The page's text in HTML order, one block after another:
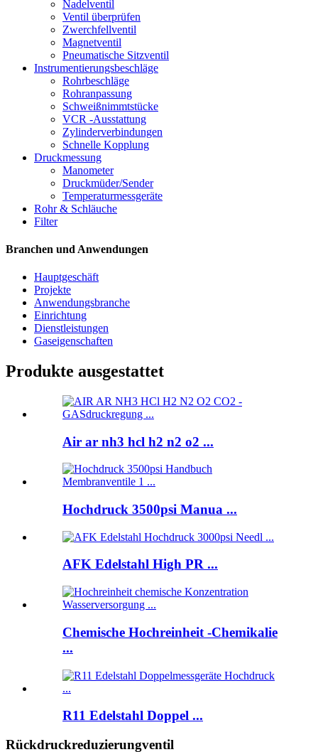
Nadelventil
Ventil überprüfen
Zwerchfellventil
Magnetventil
Pneumatische Sitzventil
Instrumentierungsbeschläge
Rohrbeschläge
Rohranpassung
Schweißnimmtstücke
VCR -Ausstattung
Zylinderverbindungen
Schnelle Kopplung
Druckmessung
Manometer
Druckmüder/Sender
Temperaturmessgeräte
Rohr & Schläuche
Filter
Branchen und Anwendungen
Hauptgeschäft
Projekte
Anwendungsbranche
Einrichtung
Dienstleistungen
Gaseigenschaften
Produkte ausgestattet
Air ar nh3 hcl h2 n2 o2 ...
Hochdruck 3500psi Manua ...
AFK Edelstahl High PR ...
Chemische Hochreinheit -Chemikalie
...
R11 Edelstahl Doppel ...
Rückdruckreduzierungventil